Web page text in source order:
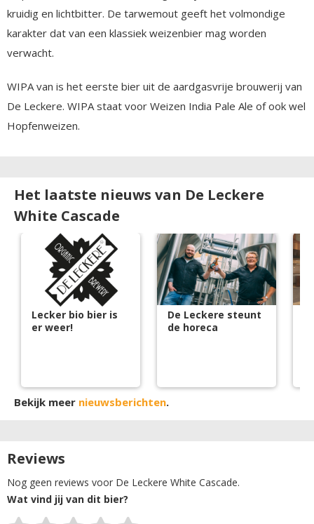
kruidig en lichtbitter. De tarwemout geeft het volmondige
karakter dat van een klassiek weizenbier mag worden
verwacht.
WIPA van is het eerste bier uit de aardgasvrije brouwerij van
De Leckere. WIPA staat voor Weizen India Pale Ale of ook wel
Hopfenweizen.
Het laatste nieuws van De Leckere
White Cascade
Lecker bio bier is
er weer!
De Leckere steunt
de horeca
Bekijk meer nieuwsberichten.
Reviews
Nog geen reviews voor De Leckere White Cascade.
Wat vind jij van dit bier?